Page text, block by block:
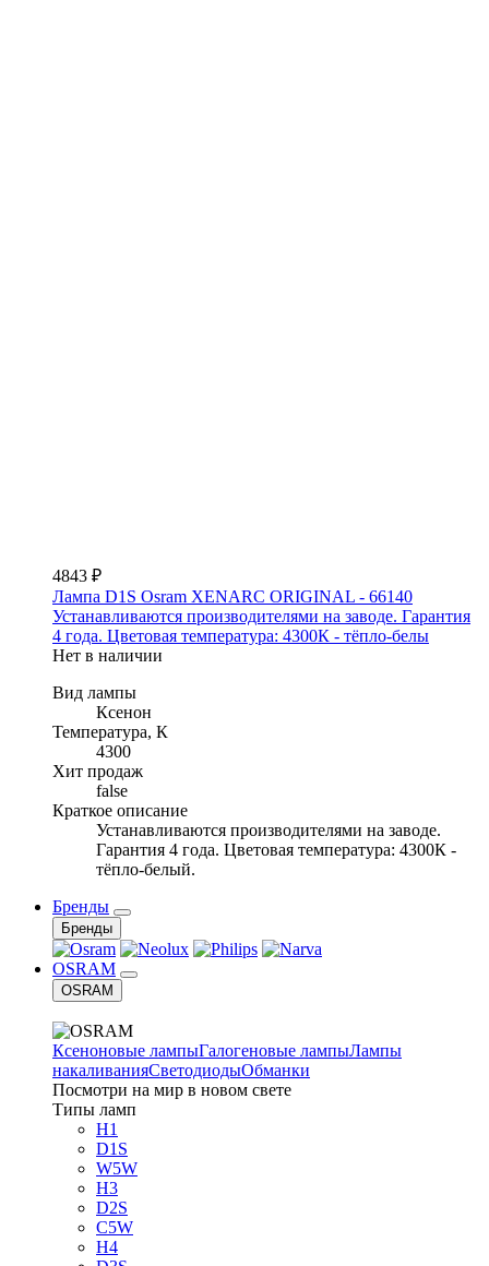
4843 ₽
Лампа D1S Osram XENARC ORIGINAL - 66140
Устанавливаются производителями на заводе. Гарантия
4 года. Цветовая температура: 4300К - тёпло-белы
Нет в наличии
Вид лампы
Ксенон
Температура, К
4300
Хит продаж
false
Краткое описание
Устанавливаются производителями на заводе.
Гарантия 4 года. Цветовая температура: 4300К -
тёпло-белый.
Бренды
Бренды
OSRAM
OSRAM
Ксеноновые лампыГалогеновые лампыЛампы
накаливанияСветодиодыОбманки
Посмотри на мир в новом свете
Типы ламп
H1
D1S
W5W
H3
D2S
C5W
H4